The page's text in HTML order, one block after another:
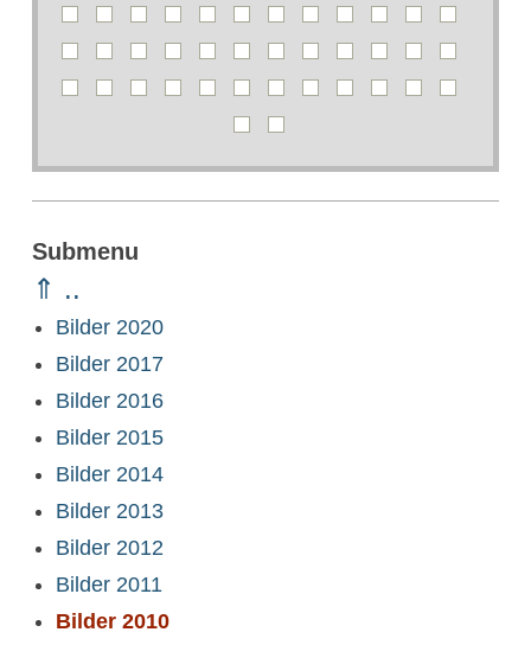
Submenu
⇑ ..
Bilder 2020
Bilder 2017
Bilder 2016
Bilder 2015
Bilder 2014
Bilder 2013
Bilder 2012
Bilder 2011
Bilder 2010